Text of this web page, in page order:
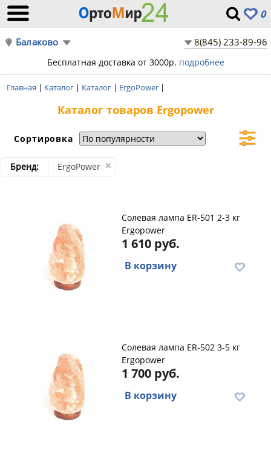
0
Балаково 8(845) 233-89-96
Бесплатная доставка от 3000р. подробнее
Главная | Каталог | Каталог | ErgoPower |
Каталог товаров Ergopower
Сортировка
Бренд: ErgoPower
Солевая лампа ER-501 2-3 кг
Ergopower
1 610 руб.
В корзину
Солевая лампа ER-502 3-5 кг
Ergopower
1 700 руб.
В корзину